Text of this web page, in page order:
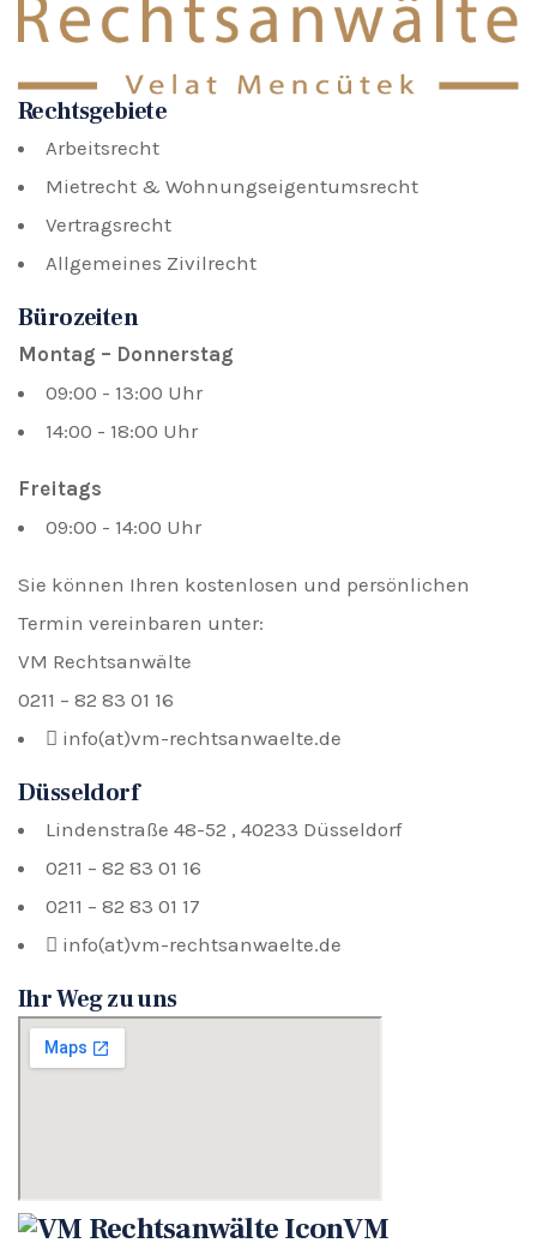
Rechtsgebiete
Arbeitsrecht
Mietrecht & Wohnungseigentumsrecht
Vertragsrecht
Allgemeines Zivilrecht
Bürozeiten
Montag – Donnerstag
09:00 - 13:00 Uhr
14:00 - 18:00 Uhr
Freitags
09:00 - 14:00 Uhr
Sie können Ihren kostenlosen und persönlichen
Termin vereinbaren unter:
VM Rechtsanwälte
0211 – 82 83 01 16
info(at)vm-rechtsanwaelte.de
Düsseldorf
Lindenstraße 48-52 , 40233 Düsseldorf
0211 – 82 83 01 16
0211 – 82 83 01 17
info(at)vm-rechtsanwaelte.de
Ihr Weg zu uns
VM